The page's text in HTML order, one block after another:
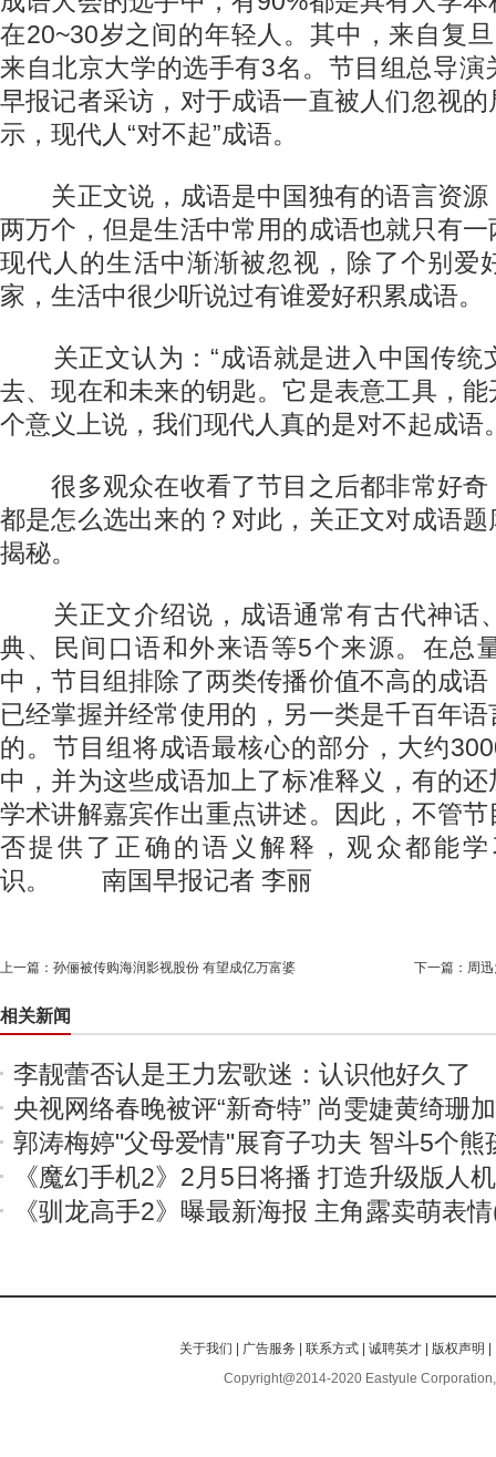
在20~30岁之间的年轻人。其中，来自复
来自北京大学的选手有3名。节目组总导演
早报记者采访，对于成语一直被人们忽视
示，现代人“对不起”成语。
关正文说，成语是中国独有的语言资源
两万个，但是生活中常用的成语也就只有
现代人的生活中渐渐被忽视，除了个别爱
家，生活中很少听说过有谁爱好积累成语。
关正文认为：“成语就是进入中国传统
去、现在和未来的钥匙。它是表意工具，
个意义上说，我们现代人真的是对不起成语
很多观众在收看了节目之后都非常好奇
都是怎么选出来的？对此，关正文对成语
揭秘。
关正文介绍说，成语通常有古代神话
典、民间口语和外来语等5个来源。在总
中，节目组排除了两类传播价值不高的成
已经掌握并经常使用的，另一类是千百年
的。节目组将成语最核心的部分，大约
中，并为这些成语加上了标准释义，有的
学术讲解嘉宾作出重点讲述。因此，不管
否提供了正确的语义解释，观众都能
识。 南国早报记者 李丽
上一篇： 孙俪被传购海润影视股份 有望成亿万富婆 下一篇： 周
相关新闻
李靓蕾否认是王力宏歌迷：认识他好久了
央视网络春晚被评“新奇特” 尚雯婕黄绮珊
郭涛梅婷"父母爱情"展育子功夫 智斗5个熊
《魔幻手机2》2月5日将播 打造升级版人
《驯龙高手2》曝最新海报 主角露卖萌表
关于我们 广告服务 |联系方式 |诚聘英才 版权声明
Copyright@2014-2020 Eastyule